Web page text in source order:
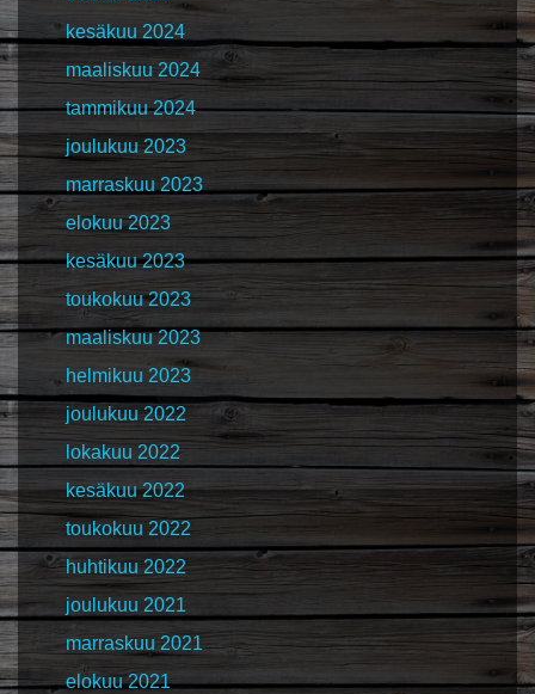
kesäkuu 2024
maaliskuu 2024
tammikuu 2024
joulukuu 2023
marraskuu 2023
elokuu 2023
kesäkuu 2023
toukokuu 2023
maaliskuu 2023
helmikuu 2023
joulukuu 2022
lokakuu 2022
kesäkuu 2022
toukokuu 2022
huhtikuu 2022
joulukuu 2021
marraskuu 2021
elokuu 2021